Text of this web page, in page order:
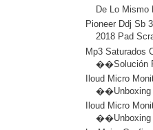
De Lo Mismo
Pioneer Ddj Sb
2018 Pad
Mp3 Saturados
��Solución
Iloud Micro
��Unboxing
Iloud Micro
��Unboxing